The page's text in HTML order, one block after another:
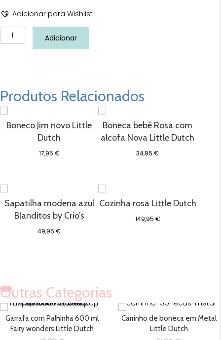
Adicionar para Wishlist
Quantidade
de
malha
Little
Dutch
Adicionar
Produtos Relacionados
Boneco Jim novo Little
Dutch
17,95 €
Boneca bebé Rosa com
alcofa Nova Little Dutch
34,95€
Sapatilha modena azul
Blanditos by Crio’s
49,95€
Cozinha rosa Little Dutch
149,95 €
Outras Categorias
Garrafa com Palhinha 600 ml
Fairy wonders Little Dutch
Carrinho de boneca em Metal
Little Dutch